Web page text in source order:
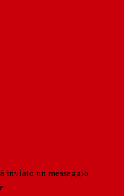
inviato un messaggio